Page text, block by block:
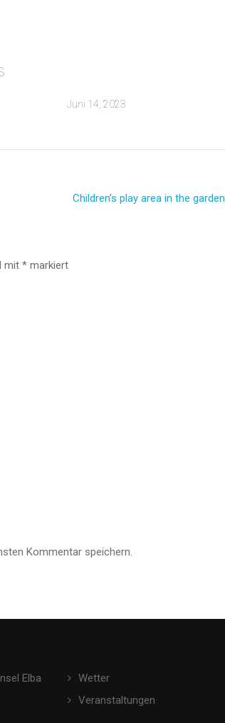
Juni 14, 2023
Children’s play area in the garden
mit * markiert
Kommentar speichern.
Elba
Wetter
Veranstaltungen